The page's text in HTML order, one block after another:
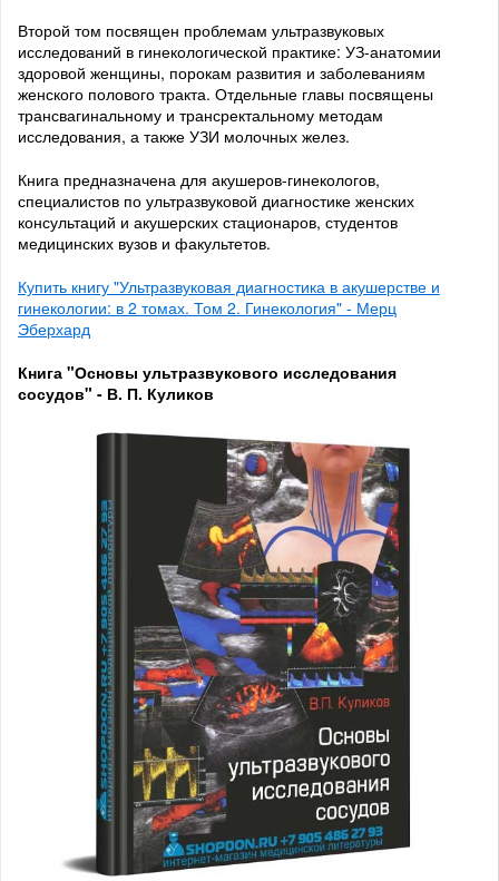
Второй том посвящен проблемам ультразвуковых
исследований в гинекологической практике: УЗ-анатомии
здоровой женщины, порокам развития и заболеваниям
женского полового тракта. Отдельные главы посвящены
трансвагинальному и трансректальному методам
исследования, а также УЗИ молочных желез.
Книга предназначена для акушеров-гинекологов,
специалистов по ультразвуковой диагностике женских
консультаций и акушерских стационаров, студентов
медицинских вузов и факультетов.
Купить книгу "Ультразвуковая диагностика в акушерстве и
гинекологии: в 2 томах. Том 2. Гинекология" - Мерц
Эберхард
Книга "Основы ультразвукового исследования
сосудов" - В. П. Куликов